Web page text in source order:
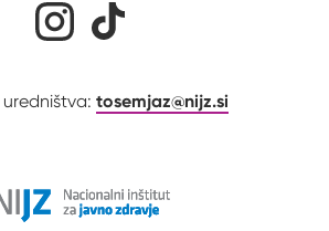
tosemjaz@nijz.si